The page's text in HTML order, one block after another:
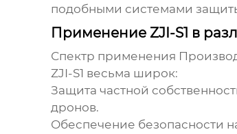
подобными системами
Применение ZJI-S1 в
Спектр применения
ZJI-S1 весьма широк:
Защита частной
дронов.
Обеспечение безопасности